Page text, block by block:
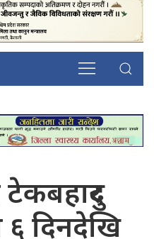
६ दिनदेखि